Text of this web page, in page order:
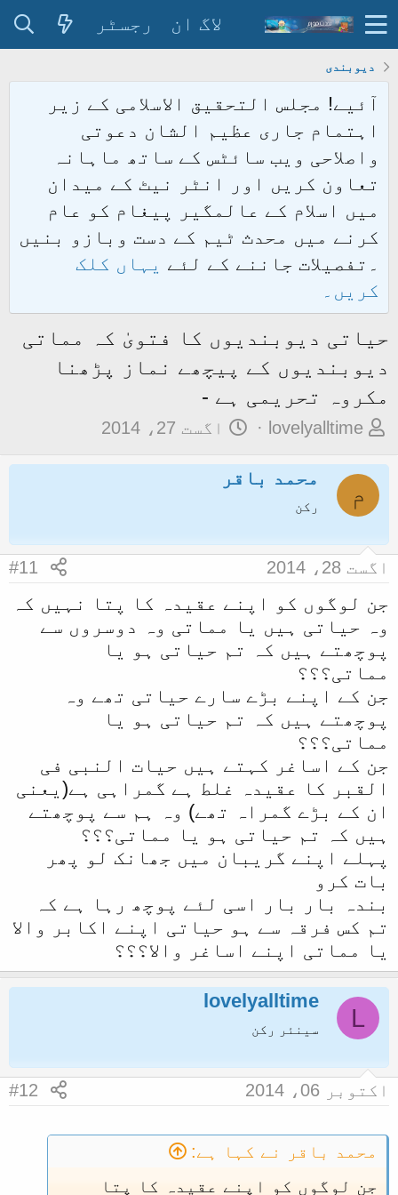
لاگ ان رجسٹر
دیوبندی
آئیے! مجلس التحقیق الاسلامی کے زیر
اہتمام جاری عظیم الشان دعوتی
واصلاحی ویب سائٹس کے ساتھ ماہانہ
تعاون کریں اور انٹر نیٹ کے میدان
میں اسلام کے عالمگیر پیغام کو عام
کرنے میں محدث ٹیم کے دست وبازو بنیں
۔تفصیلات جاننے کے لئے یہاں کلک
کریں۔
حیاتی دیوبندیوں کا فتویٰ کہ مماتی
دیوبندیوں کے پیچھے نماز پڑھنا
مکروہ تحریمی ہے -
م
ض
و
ک
ا
آ
غ
ا
ز
ک
ر
ن
ے
و
ل
lovelyalltime
ت
آ
ز
اگست 27، 2014
م
محمد باقر
رکن
اگست 28، 2014 #11
جن لوگوں کو اپنے عقیدہ کا پتا نہیں کہ
وہ حیاتی ہیں یا مماتی وہ دوسروں سے
پوچھتے ہیں کہ تم حیاتی ہو یا
مماتی؟؟؟
جن کے اپنے بڑے سارے حیاتی تھے وہ
پوچھتے ہیں کہ تم حیاتی ہو یا
مماتی؟؟؟
جن کے اساغر کہتے ہیں حیات النبی فی
القبر کا عقیدہ غلط ہے گمراہی ہے(یعنی
ان کے بڑے گمراہ تھے) وہ ہم سے پوچھتے
ہیں کہ تم حیاتی ہو یا مماتی؟؟؟
پہلے اپنے گریبان میں جھانک لو پھر
بات کرو
بندہ بار بار اسی لئے پوچھ رہا ہے کہ
تم کس فرقہ سے ہو حیاتی اپنے اکابر والا
یا مماتی اپنے اساغر والا؟؟؟
L
lovelyalltime
سینئر رکن
اکتوبر 06، 2014 #12
محمد باقر نے کہا ہے:
جن لوگوں کو اپنے عقیدہ کا پتا